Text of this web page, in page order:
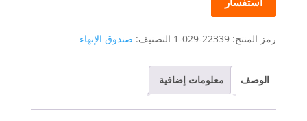
Core
Optic
Box
IP55
رمز المنتج: 22339-029-1 التصنيف: صندوق الإنهاء
الوصف معلومات إضافية